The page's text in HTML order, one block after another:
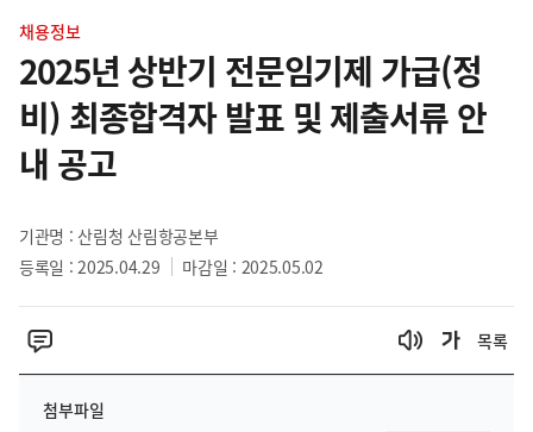
텐
츠
영
역
채용정보
2025년 상반기 전문임기제 가급(정
비) 최종합격자 발표 및 제출서류 안
내 공고
기관명 : 산림청 산림항공본부
등록일 : 2025.04.29
마감일 : 2025.05.02
목록
첨부파일